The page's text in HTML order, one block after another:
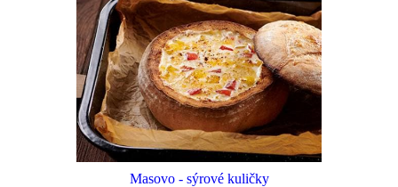
Masovo - sýrové kuličky